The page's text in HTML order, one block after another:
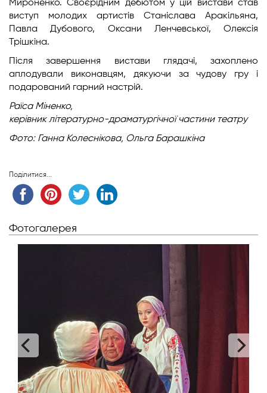
Мироненко. Своєрідним дебютом у цій вистави став
виступ молодих артистів Станіслава Аракільяна,
Павла Дубового, Оксани Ленчевської, Олексія
Трішкіна.
Після завершення вистави глядачі, захоплено
аплодували виконавцям, дякуючи за чудову гру і
подарований гарний настрій.
Раїса Міненко,
керівник літературно-драматургічної частини театру
Фото: Ганна Колеснікова, Ольга Барашкіна
Поділитися...
Фотогалерея